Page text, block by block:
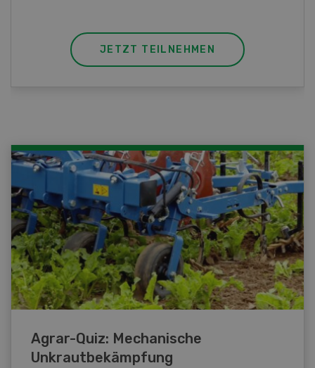
JETZT TEILNEHMEN
Agrar-Quiz: Mechanische
Unkrautbekämpfung